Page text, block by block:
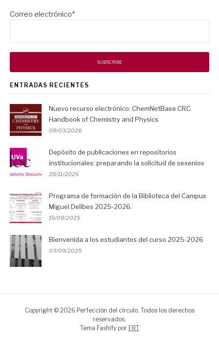
Correo electrónico*
ENTRADAS RECIENTES
Nuevo recurso electrónico: ChemNetBase CRC
Handbook of Chemistry and Physics
09/03/2026
Depósito de publicaciones en repositorios
institucionales: preparando la solicitud de sexenios
28/11/2025
Programa de formación de la Biblioteca del Campus
Miguel Delibes 2025-2026.
15/09/2025
Bienvenida a los estudiantes del curso 2025-2026
03/09/2025
Copyright © 2026 Perfección del círculo. Todos los derechos
reservados.
Tema Fashify por FRT